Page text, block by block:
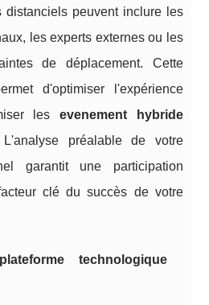
distanciels peuvent inclure les
les experts externes ou les
de déplacement. Cette
d'optimiser l'expérience
les evenement hybride
préalable de votre
garantit une participation
clé du succès de votre
technologique